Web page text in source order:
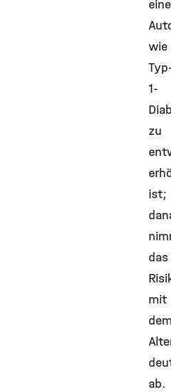
eine
wie
1-
zu
ist;
das
mit
ab.